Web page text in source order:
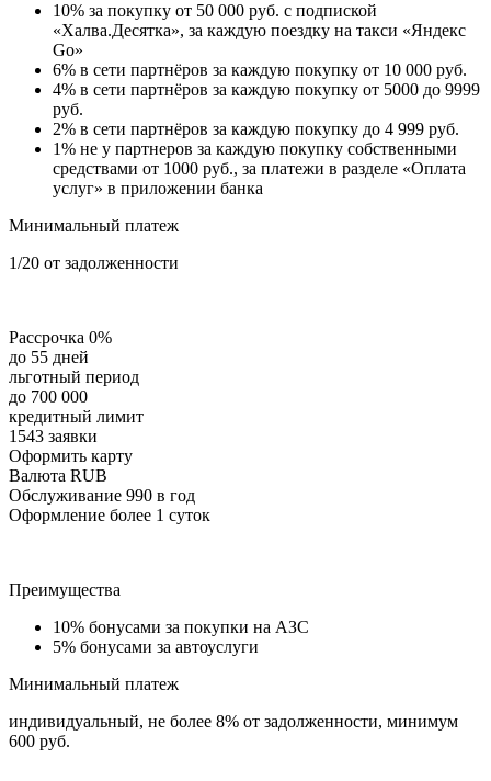
10% за покупку от 50 000 руб. с подпиской
«Халва.Десятка», за каждую поездку на такси «Яндекс
Go»
6% в сети партнёров за каждую покупку от 10 000 руб.
4% в сети партнёров за каждую покупку от 5000 до 9999
руб.
2% в сети партнёров за каждую покупку до 4 999 руб.
1% не у партнеров за каждую покупку собственными
средствами от 1000 руб., за платежи в разделе «Оплата
услуг» в приложении банка
Минимальный платеж
1/20 от задолженности
Рассрочка 0%
до 55 дней
льготный период
до 700 000
кредитный лимит
1543 заявки
Оформить карту
Валюта RUB
Обслуживание 990 в год
Оформление более 1 суток
Преимущества
10% бонусами за покупки на АЗС
5% бонусами за автоуслуги
Минимальный платеж
индивидуальный, не более 8% от задолженности, минимум
600 руб.